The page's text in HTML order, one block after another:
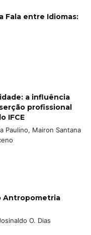
Fala entre Idiomas:
a influência
profissional
IFCE
Paulino, Mairon Santana
Antropometria
O. Dias